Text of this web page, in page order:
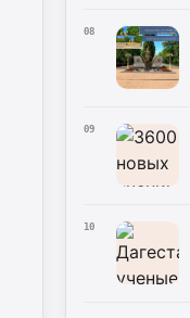
08
09
10